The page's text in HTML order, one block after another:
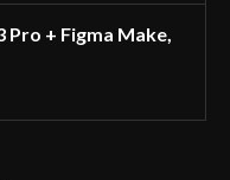
Pro + Figma Make,